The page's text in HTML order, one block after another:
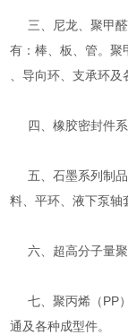
三、尼龙、聚甲醛
有：棒、板、管。聚
、导向环、支承环及
四、橡胶密封件系
五、石墨系列制品
料、平环、液下泵轴
六、超高分子量聚
七、聚丙烯（PP
通及各种成型件。